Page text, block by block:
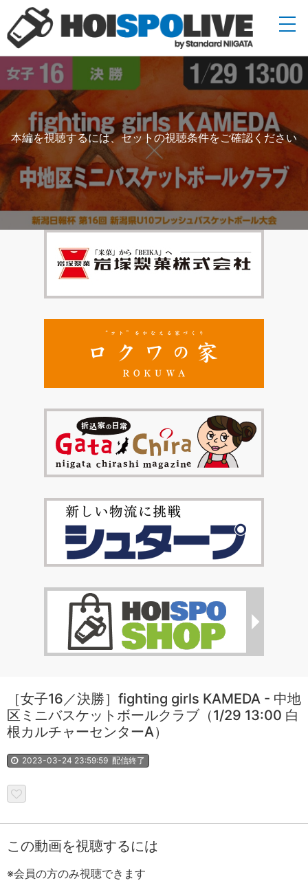
本編を視聴するには、セットの視聴条件をご確認ください
［女子16／決勝］fighting girls KAMEDA - 中地
区ミニバスケットボールクラブ（1/29 13:00 白
根カルチャーセンターA）
2023-03-24 23:59:59 配信終了
この動画を視聴するには
※会員の方のみ視聴できます